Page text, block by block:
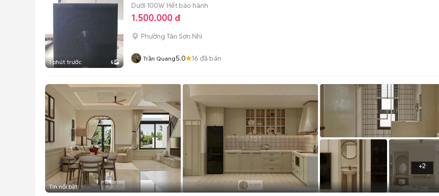
1 phút trước 5
Dưới 100W Hết bảo hành
1.500.000 đ
Phường Tân Sơn Nhì
Trần Quang5.0 16 đã bán
+2
Tin nổi bật